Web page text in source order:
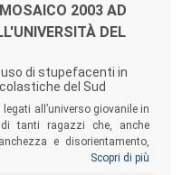
2003 AD
DEL
uso di stupefacenti in
del Sud
all’universo giovanile in
tanti ragazzi che, anche
e disorientamento,
da una profonda crisi di
Scopri di più